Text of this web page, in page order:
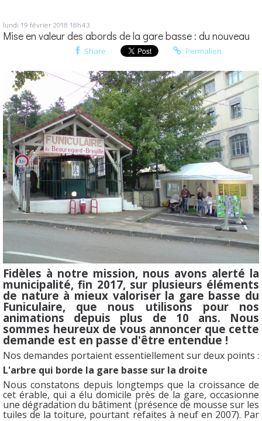
lundi 19 février 2018 18h43
Mise en valeur des abords de la gare basse : du nouveau
Share Permalien
Fidèles à notre mission, nous avons alerté la
municipalité, fin 2017, sur plusieurs éléments
de nature à mieux valoriser la gare basse du
Funiculaire, que nous utilisons pour nos
animations depuis plus de 10 ans. Nous
sommes heureux de vous annoncer que cette
demande est en passe d'être entendue !
Nos demandes portaient essentiellement sur deux points :
L'arbre qui borde la gare basse sur la droite
Nous constatons depuis longtemps que la croissance de
cet érable, qui a élu domicile près de la gare, occasionne
une dégradation du bâtiment (présence de mousse sur les
tuiles de la toiture, pourtant refaites à neuf en 2007). Par